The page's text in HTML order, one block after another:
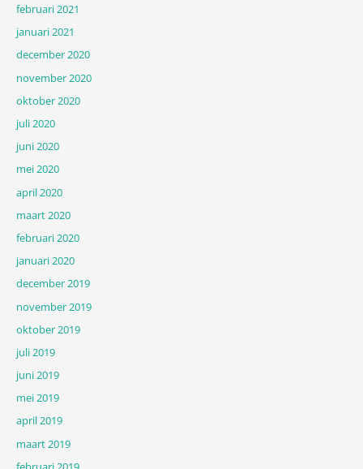
februari 2021
januari 2021
december 2020
november 2020
oktober 2020
juli 2020
juni 2020
mei 2020
april 2020
maart 2020
februari 2020
januari 2020
december 2019
november 2019
oktober 2019
juli 2019
juni 2019
mei 2019
april 2019
maart 2019